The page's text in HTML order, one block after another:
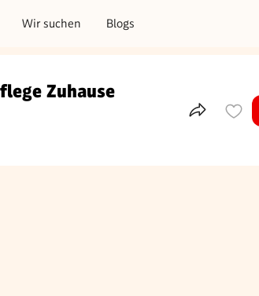
Wir suchen Blogs
Zuhause
Teile